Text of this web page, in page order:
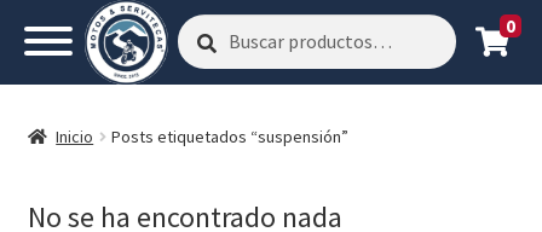
Buscar
por:
Buscar 0
Inicio Posts etiquetados “suspensión”
No se ha encontrado nada